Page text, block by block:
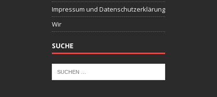
Impressum und Datenschutzerklärung
Wir
SUCHE